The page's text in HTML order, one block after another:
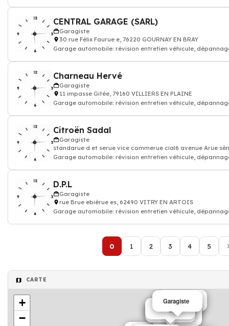
CENTRAL GARAGE (SARL)
Garagiste
30 rue Félix Faurue e, 76220 GOURNAY EN BRAY
Garage automobile: révision entretien véhicule,
Charneau Hervé
Garagiste
11 impasse Gitée, 79160 VILLIERS EN PLAINE
Garage automobile: révision entretien véhicule,
Citroën Sadal
Garagiste
standarue d et serue vice commerue cial6 avenue Arue
Garage automobile: révision entretien véhicule,
D.P.L
Garagiste
rue Brue ebièrue es, 62490 VITRY EN ARTOIS
Garage automobile: révision entretien véhicule,
0 1 2 3 4 5
CARTE
Garagiste
Garagiste
Garagiste
Garagiste
Garagiste
+
−